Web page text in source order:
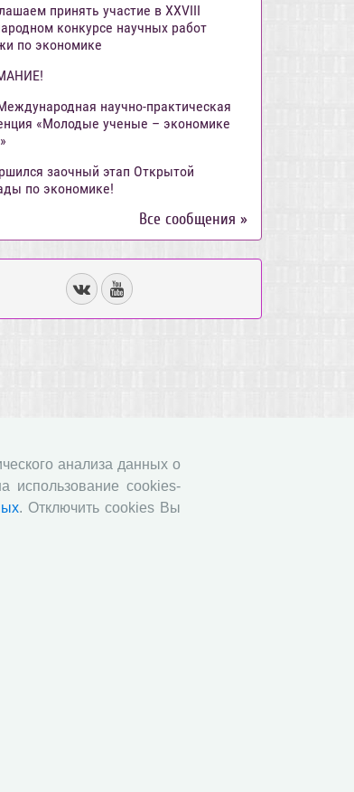
принять участие в XXVIII
конкурсе научных работ
по экономике
научно-практическая
«Молодые ученые – экономике
заочный этап Открытой
по экономике!
Все сообщения »
анализа данных о
использование cookies-
. Отключить cookies Вы